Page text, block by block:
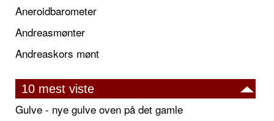
Aneroidbarometer
Andreasmønter
Andreaskors mønt
10 mest viste
Gulve - nye gulve oven på det gamle